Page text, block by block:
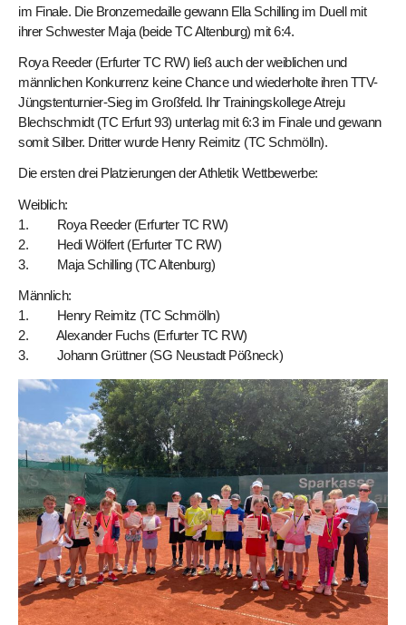
im Finale. Die Bronzemedaille gewann Ella Schilling im Duell mit
ihrer Schwester Maja (beide TC Altenburg) mit 6:4.
Roya Reeder (Erfurter TC RW) ließ auch der weiblichen und
männlichen Konkurrenz keine Chance und wiederholte ihren TTV-
Jüngstenturnier-Sieg im Großfeld. Ihr Trainingskollege Atreju
Blechschmidt (TC Erfurt 93) unterlag mit 6:3 im Finale und gewann
somit Silber. Dritter wurde Henry Reimitz (TC Schmölln).
Die ersten drei Platzierungen der Athletik Wettbewerbe:
Weiblich:
1. Roya Reeder (Erfurter TC RW)
2. Hedi Wölfert (Erfurter TC RW)
3. Maja Schilling (TC Altenburg)
Männlich:
1. Henry Reimitz (TC Schmölln)
2. Alexander Fuchs (Erfurter TC RW)
3. Johann Grüttner (SG Neustadt Pößneck)